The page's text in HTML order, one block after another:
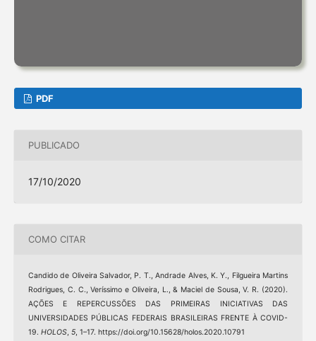
PDF
PUBLICADO
17/10/2020
COMO CITAR
Candido de Oliveira Salvador, P. T., Andrade Alves, K. Y., Filgueira Martins
Rodrigues, C. C., Veríssimo e Oliveira, L., & Maciel de Sousa, V. R. (2020).
AÇÕES E REPERCUSSÕES DAS PRIMEIRAS INICIATIVAS DAS
UNIVERSIDADES PÚBLICAS FEDERAIS BRASILEIRAS FRENTE À COVID-
19. HOLOS, 5, 1–17. https://doi.org/10.15628/holos.2020.10791